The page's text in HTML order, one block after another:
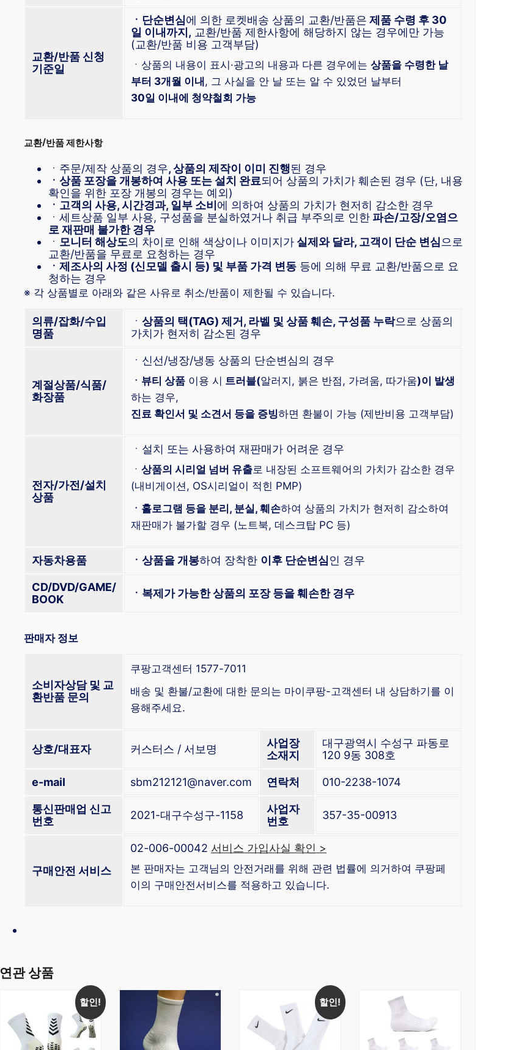
교환/반품 신청
기준일
ㆍ단순변심에 의한 로켓배송 상품의 교환/반품은 제품 수령 후 30
일 이내까지, 교환/반품 제한사항에 해당하지 않는 경우에만 가능
(교환/반품 비용 고객부담)
ㆍ상품의 내용이 표시·광고의 내용과 다른 경우에는 상품을 수령한 날
부터 3개월 이내, 그 사실을 안 날 또는 알 수 있었던 날부터
30일 이내에 청약철회 가능
교환/반품 제한사항
ㆍ주문/제작 상품의 경우, 상품의 제작이 이미 진행된 경우
ㆍ상품 포장을 개봉하여 사용 또는 설치 완료되어 상품의 가치가 훼손된 경우 (단, 내용
확인을 위한 포장 개봉의 경우는 예외)
ㆍ고객의 사용, 시간경과, 일부 소비에 의하여 상품의 가치가 현저히 감소한 경우
ㆍ세트상품 일부 사용, 구성품을 분실하였거나 취급 부주의로 인한 파손/고장/오염으
로 재판매 불가한 경우
ㆍ 모니터 해상도의 차이로 인해 색상이나 이미지가 실제와 달라, 고객이 단순 변심 으로
교환/반품을 무료로 요청하는 경우
ㆍ제조사의 사정 (신모델 출시 등) 및 부품 가격 변동 등에 의해 무료 교환/반품으로 요
청하는 경우
※ 각 상품별로 아래와 같은 사유로 취소/반품이 제한될 수 있습니다.
의류/잡화/수입
명품
ㆍ 상품의 택(TAG) 제거, 라벨 및 상품 훼손, 구성품 누락으로 상품의
가치가 현저히 감소된 경우
계절상품/식품/
화장품
ㆍ신선/냉장/냉동 상품의 단순변심의 경우
ㆍ뷰티 상품 이용 시 트러블(알러지, 붉은 반점, 가려움, 따가움)이 발생
하는 경우,
진료 확인서 및 소견서 등을 증빙하면 환불이 가능 (제반비용 고객부담)
전자/가전/설치
상품
ㆍ설치 또는 사용하여 재판매가 어려운 경우
ㆍ 상품의 시리얼 넘버 유출로 내장된 소프트웨어의 가치가 감소한 경우
(내비게이션, OS시리얼이 적힌 PMP)
ㆍ홀로그램 등을 분리, 분실, 훼손하여 상품의 가치가 현저히 감소하여
재판매가 불가할 경우 (노트북, 데스크탑 PC 등)
자동차용품 ㆍ상품을 개봉하여 장착한 이후 단순변심인 경우
CD/DVD/GAME/
BOOK
ㆍ복제가 가능한 상품의 포장 등을 훼손한 경우
판매자 정보
소비자상담 및 교
환반품 문의
쿠팡고객센터 1577-7011
배송 및 환불/교환에 대한 문의는 마이쿠팡-고객센터 내 상담하기를 이
용해주세요.
상호/대표자 커스터스 / 서보명
사업장
소재지
대구광역시 수성구 파동로
120 9동 308호
e-mail sbm212121@naver.com 연락처 010-2238-1074
통신판매업 신고
번호
2021-대구수성구-1158
사업자
번호
357-35-00913
구매안전 서비스
02-006-00042 서비스 가입사실 확인 >
본 판매자는 고객님의 안전거래를 위해 관련 법률에 의거하여 쿠팡페
이의 구매안전서비스를 적용하고 있습니다.
연관 상품
할인! 할인!